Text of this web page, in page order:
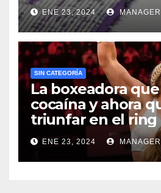
ENE 23, 2024
SIN CATEGORÍA
La boxeadora
cocaína y ahora
triunfar en el ring​
ENE 23, 2024